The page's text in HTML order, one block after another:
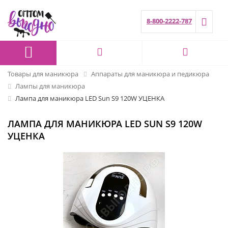
8-800-2222-787
Товары для маникюра
Аппараты для маникюра и педикюра
Лампы для маникюра
Лампа для маникюра LED Sun S9 120W УЦЕНКА
ЛАМПА ДЛЯ МАНИКЮРА LED SUN S9 120W
УЦЕНКА